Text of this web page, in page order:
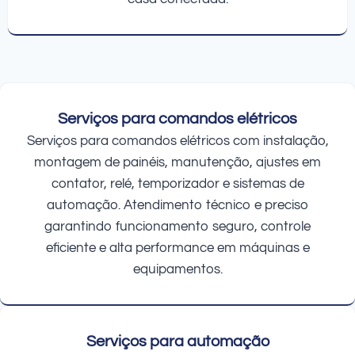
Serviços para comandos elétricos
Serviços para comandos elétricos com instalação,
montagem de painéis, manutenção, ajustes em
contator, relé, temporizador e sistemas de
automação. Atendimento técnico e preciso
garantindo funcionamento seguro, controle
eficiente e alta performance em máquinas e
equipamentos.
Serviços para automação